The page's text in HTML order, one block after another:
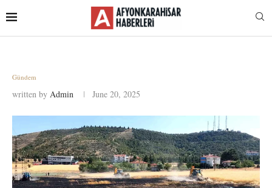
Gündem
written by Admin June 20, 2025